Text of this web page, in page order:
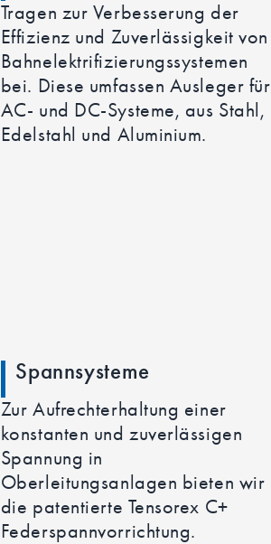
Tragen zur Verbesserung der
Effizienz und Zuverlässigkeit von
Bahnelektrifizierungssystemen
bei. Diese umfassen Ausleger für
AC- und DC-Systeme, aus Stahl,
Edelstahl und Aluminium.
Spannsysteme
Zur Aufrechterhaltung einer
konstanten und zuverlässigen
Spannung in
Oberleitungsanlagen bieten wir
die patentierte Tensorex C+
Federspannvorrichtung.